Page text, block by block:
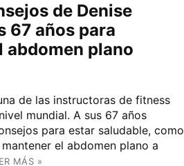
de Denise
67 años para
abdomen plano
de las instructoras de fitness
mundial. A sus 67 años
para estar saludable, como
el abdomen plano a
MÁS »